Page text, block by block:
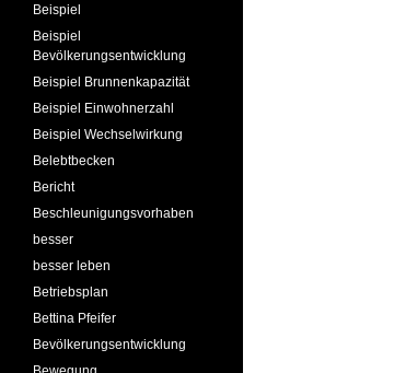
Beispiel
Beispiel
Bevölkerungsentwicklung
Beispiel Brunnenkapazität
Beispiel Einwohnerzahl
Beispiel Wechselwirkung
Belebtbecken
Bericht
Beschleunigungsvorhaben
besser
besser leben
Betriebsplan
Bettina Pfeifer
Bevölkerungsentwicklung